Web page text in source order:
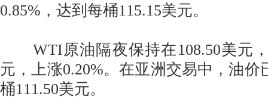
0.85%，达到每桶115.15美元。
WTI原油隔夜保持在108.50美元，
元，上涨0.20%。在亚洲交易中，油价
桶111.50美元。